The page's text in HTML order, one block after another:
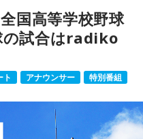
は「やっぱり誰かが戦争
思うんですよね」とその
は「でも自分が戦争映画
代の戦争のことを、知って
ずっと感じていたんです
国高等学校野球
の試合はradiko
ト アナウンサー 特別番組